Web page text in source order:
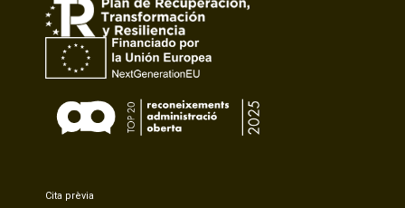
Cita prèvia